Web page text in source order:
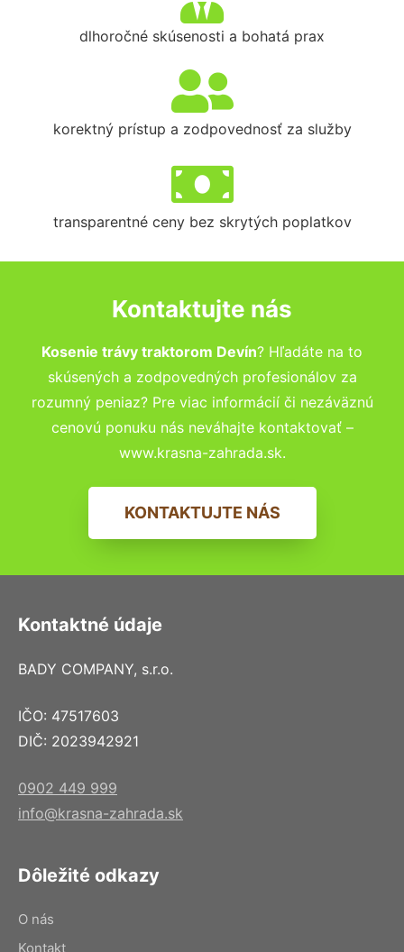
dlhoročné skúsenosti a bohatá prax
korektný prístup a zodpovednosť za služby
transparentné ceny bez skrytých poplatkov
Kontaktujte nás
Kosenie trávy traktorom Devín? Hľadáte na to
skúsených a zodpovedných profesionálov za
rozumný peniaz? Pre viac informácií či nezáväznú
cenovú ponuku nás neváhajte kontaktovať –
www.krasna-zahrada.sk.
KONTAKTUJTE NÁS
Kontaktné údaje
BADY COMPANY, s.r.o.
IČO: 47517603
DIČ: 2023942921
0902 449 999
info@krasna-zahrada.sk
Dôležité odkazy
O nás
Kontakt